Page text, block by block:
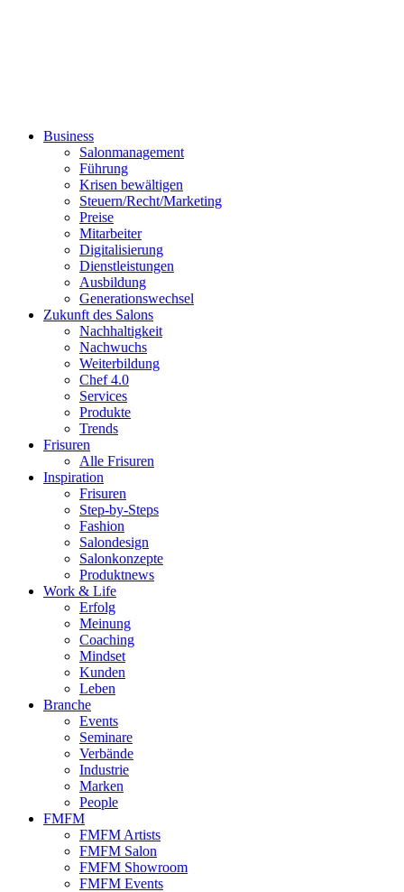
Business
Salonmanagement
Führung
Krisen bewältigen
Steuern/Recht/Marketing
Preise
Mitarbeiter
Digitalisierung
Dienstleistungen
Ausbildung
Generationswechsel
Zukunft des Salons
Nachhaltigkeit
Nachwuchs
Weiterbildung
Chef 4.0
Services
Produkte
Trends
Frisuren
Alle Frisuren
Inspiration
Frisuren
Step-by-Steps
Fashion
Salondesign
Salonkonzepte
Produktnews
Work & Life
Erfolg
Meinung
Coaching
Mindset
Kunden
Leben
Branche
Events
Seminare
Verbände
Industrie
Marken
People
FMFM
FMFM Artists
FMFM Salon
FMFM Showroom
FMFM Events